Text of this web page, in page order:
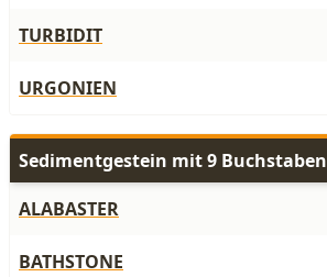
TURBIDIT
URGONIEN
Sedimentgestein mit 9 Buchstaben
ALABASTER
BATHSTONE